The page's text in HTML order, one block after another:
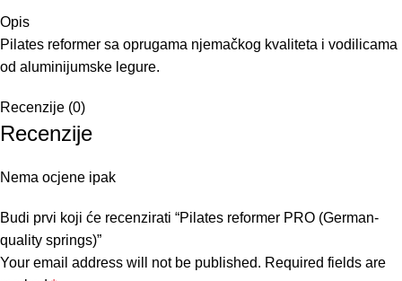
Opis
Pilates reformer sa oprugama njemačkog kvaliteta i vodilicama
od aluminijumske legure.
Recenzije (0)
Recenzije
Nema ocjene ipak
Budi prvi koji će recenzirati “Pilates reformer PRO (German-
quality springs)”
Your email address will not be published. Required fields are